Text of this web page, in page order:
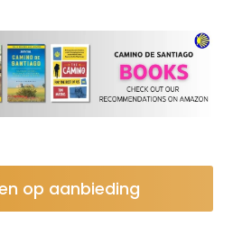
op aanbieding